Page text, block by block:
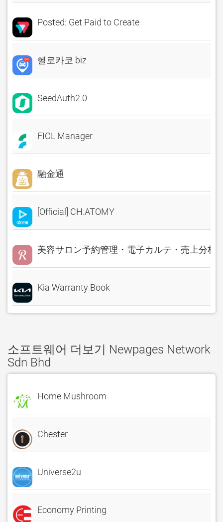
Posted: Get Paid to Create
헬로카코 biz
SeedAuth2.0
FICL Manager
融金通
[Official] CH.ATOMY
美容サロン予約管理・電子カルテ・売上分析
Kia Warranty Book
소프트웨어 더보기 Newpages Network
Sdn Bhd
Home Mushroom
Chester
Universe2u
Economy Printing